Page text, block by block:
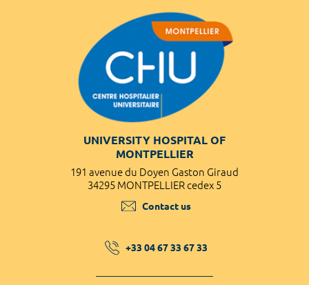
UNIVERSITY HOSPITAL OF
MONTPELLIER
191 avenue du Doyen Gaston Giraud
34295 MONTPELLIER cedex 5
Contact us
+33 04 67 33 67 33